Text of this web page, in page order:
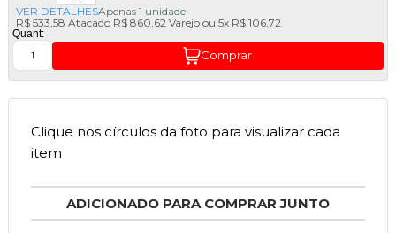
VER DETALHESApenas 1 unidade
R$ 533,58Atacado R$ 860,62Varejoou 5x R$ 106,72
Quant:
Comprar
Clique nos círculos da foto para visualizar cada
item
ADICIONADO PARA COMPRAR JUNTO